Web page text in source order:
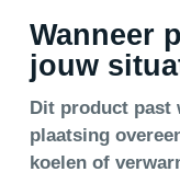
Wanneer
jouw
Dit product past
plaatsing
koelen of